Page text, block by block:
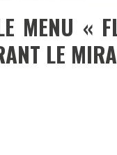
MENU «
LE